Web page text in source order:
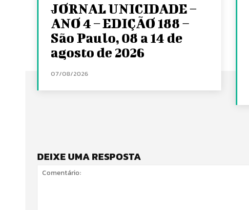
JORNAL UNICIDADE –
ANO 4 – EDIÇÃO 188 –
São Paulo, 08 a 14 de
agosto de 2026
07/08/2026
DEIXE UMA RESPOSTA